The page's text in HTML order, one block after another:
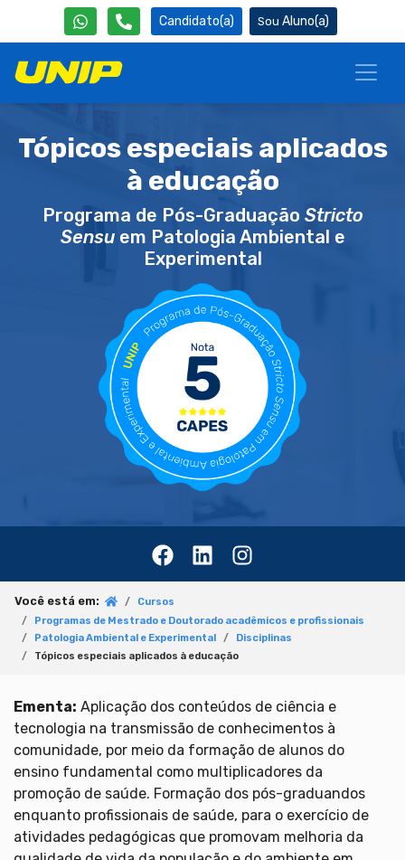
Candidato(a) Aluno(a)
Tópicos especiais aplicados
à educação
Programa de Pós-Graduação Stricto
Sensuem Patologia Ambiental e
Experimental
Você está em:
Cursos
Programas de Mestrado e Doutorado acadêmicos e profissionais
Patologia Ambiental e Experimental
Disciplinas
Tópicos especiais aplicados à educação
Ementa: Aplicação dos conteúdos de ciência e
tecnologia na transmissão de conhecimentos à
comunidade, por meio da formação de alunos do
ensino fundamental como multiplicadores da
promoção de saúde. Formação dos pós-graduandos
enquanto profissionais de saúde, para o exercício de
atividades pedagógicas que promovam melhoria da